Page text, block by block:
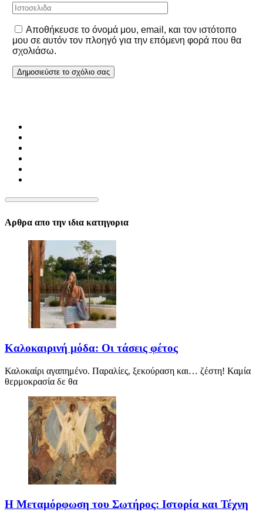
Αποθήκευσε το όνομά μου, email, και τον ιστότοπο
μου σε αυτόν τον πλοηγό για την επόμενη φορά που θα
σχολιάσω.
Αρθρα απο την ιδια κατηγορια
Καλοκαιρινή μόδα: Οι τάσεις φέτος
Καλοκαίρι αγαπημένο. Παραλίες, ξεκούραση και… ζέστη! Καμία
θερμοκρασία δε θα
Η Μεταμόρφωση του Σωτήρος: Ιστορία και Τέχνη